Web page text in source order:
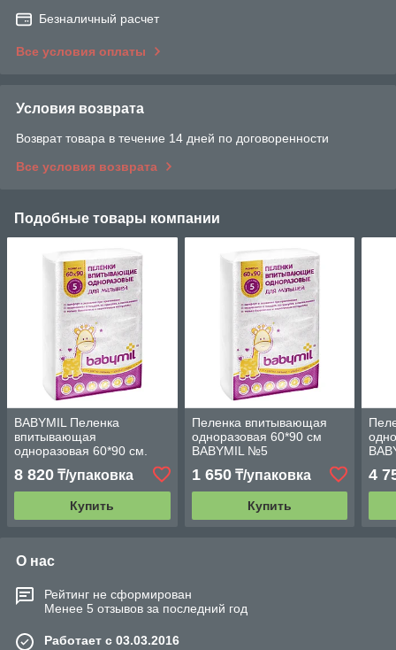
Безналичный расчет
Все условия оплаты
Условия возврата
Возврат товара в течение 14 дней по договоренности
Все условия возврата
Подобные товары компании
BABYMIL Пеленка
впитывающая
одноразовая 60*90 см.
"Оптима" по 30 шт.
8 820 ₸/упаковка
Купить
Пеленка впитывающая
одноразовая 60*90 см
BABYMIL №5
1 650₸/упаковка
Купить
4
О нас
Рейтинг не сформирован
Менее 5 отзывов за последний год
Работает с 03.03.2016